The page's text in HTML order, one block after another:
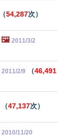
（54,287次）
🖼️ 2011/3/2
2011/2/9 （46,491
（47,137次）
2010/11/20